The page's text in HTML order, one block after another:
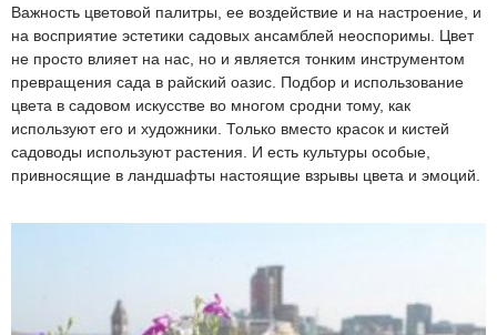
Важность цветовой палитры, ее воздействие и на настроение, и
на восприятие эстетики садовых ансамблей неоспоримы. Цвет
не просто влияет на нас, но и является тонким инструментом
превращения сада в райский оазис. Подбор и использование
цвета в садовом искусстве во многом сродни тому, как
используют его и художники. Только вместо красок и кистей
садоводы используют растения. И есть культуры особые,
привносящие в ландшафты настоящие взрывы цвета и эмоций.